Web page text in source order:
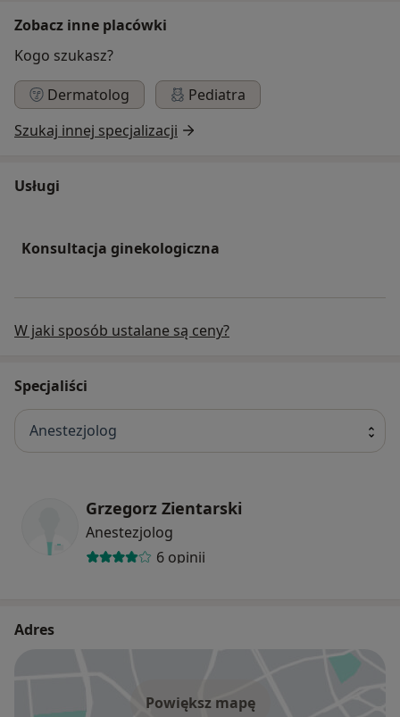
Zobacz inne placówki
Kogo szukasz?
Dermatolog
Pediatra
Szukaj innej specjalizacji
Usługi
Konsultacja ginekologiczna
W jaki sposób ustalane są ceny?
Specjaliści
Anestezjolog
Grzegorz Zientarski
Anestezjolog
6 opinii
Adres
Powiększ mapę